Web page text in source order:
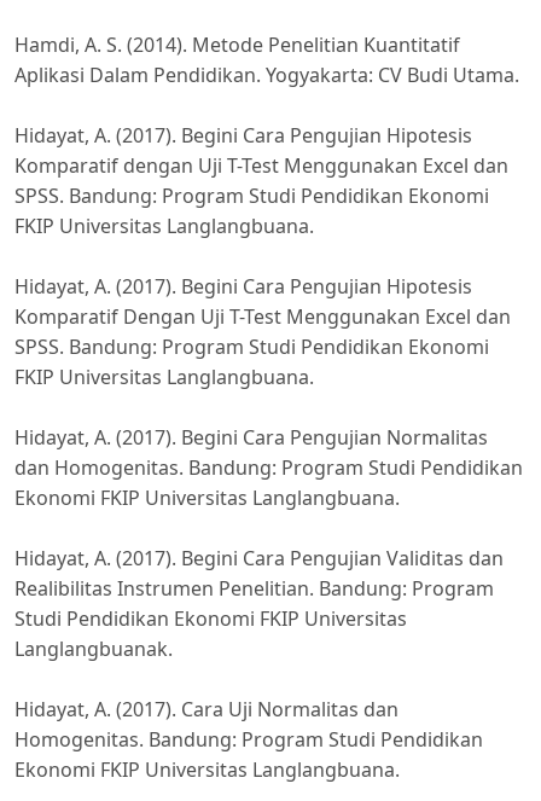
Hamdi, A. S. (2014). Metode Penelitian Kuantitatif
Aplikasi Dalam Pendidikan. Yogyakarta: CV Budi Utama.
Hidayat, A. (2017). Begini Cara Pengujian Hipotesis
Komparatif dengan Uji T-Test Menggunakan Excel dan
SPSS. Bandung: Program Studi Pendidikan Ekonomi
FKIP Universitas Langlangbuana.
Hidayat, A. (2017). Begini Cara Pengujian Hipotesis
Komparatif Dengan Uji T-Test Menggunakan Excel dan
SPSS. Bandung: Program Studi Pendidikan Ekonomi
FKIP Universitas Langlangbuana.
Hidayat, A. (2017). Begini Cara Pengujian Normalitas
dan Homogenitas. Bandung: Program Studi Pendidikan
Ekonomi FKIP Universitas Langlangbuana.
Hidayat, A. (2017). Begini Cara Pengujian Validitas dan
Realibilitas Instrumen Penelitian. Bandung: Program
Studi Pendidikan Ekonomi FKIP Universitas
Langlangbuanak.
Hidayat, A. (2017). Cara Uji Normalitas dan
Homogenitas. Bandung: Program Studi Pendidikan
Ekonomi FKIP Universitas Langlangbuana.